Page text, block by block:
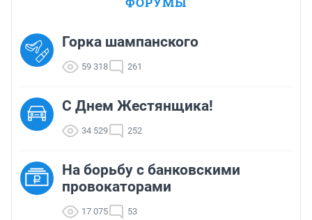
Горка шампанского
59 318 261
С Днем Жестянщика!
34 529 252
На борьбу с банковскими
провокаторами
17 075 53